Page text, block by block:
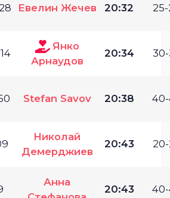
Евелин Жечев 20:32 25-
Янко
Арнаудов
20:34 30-
Stefan Savov 20:38 40-
Николай
Демерджиев
20:43 20-
Анна
20:43 40-